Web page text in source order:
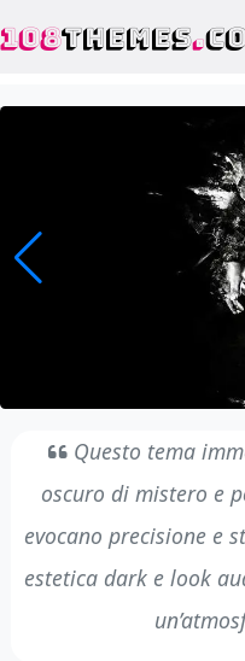
108THEMES.
Questo tema
oscuro di mistero e
evocano precisione e
estetica dark e look